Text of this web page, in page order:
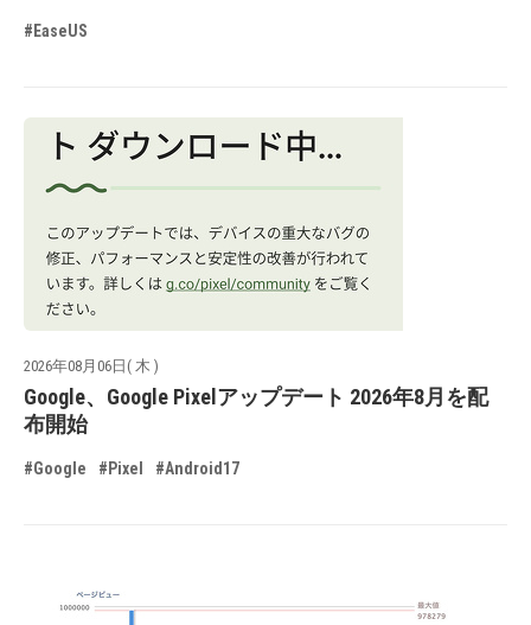
#EaseUS
2026年08月06日( 木 )
Google、Google Pixelアップデート 2026年8月を配
布開始
#Google #Pixel #Android17